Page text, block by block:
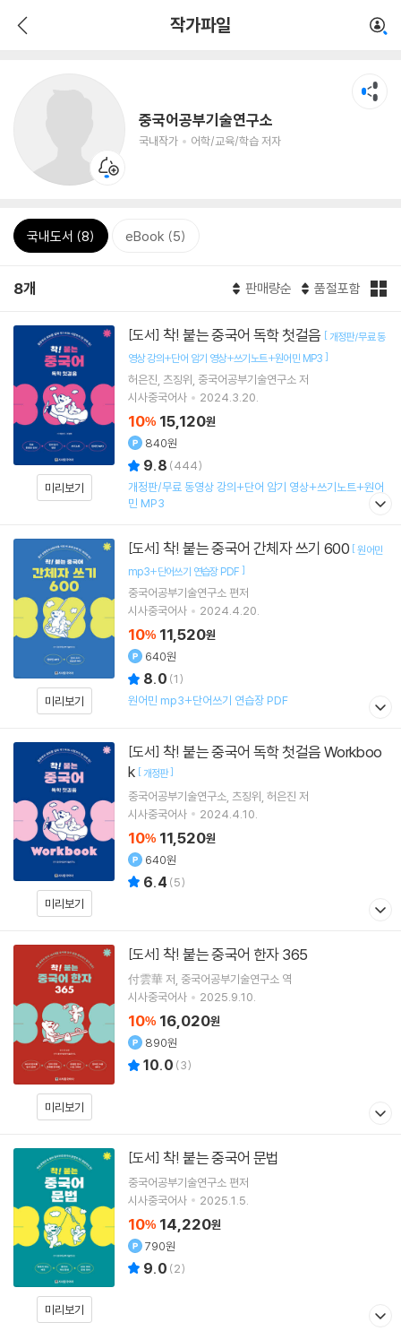
작가파일
중국어공부기술연구소
국내작가 어학/교육/학습 저자
국내도서 (8) eBook (5)
8개 판매량순 품절포함
미리보기
[도서] 착! 붙는 중국어 독학 첫걸음 [개정판/무료 동
영상 강의+단어 암기 영상+쓰기노트+원어민 MP3 ]
허은진 츠징위 중국어공부기술연구소 저
시사중국어사
2024.3.20.
10% 15,120원
840원
9.8 (444)
개정판/무료 동영상 강의+단어 암기 영상+쓰기노트+원어
민 MP3
미리보기
[도서] 착! 붙는 중국어 간체자 쓰기 600 [원어민
mp3+단어쓰기 연습장 PDF ]
중국어공부기술연구소 편저
시사중국어사
2024.4.20.
10% 11,520원
640원
8.0 (1)
원어민 mp3+단어쓰기 연습장 PDF
미리보기
[도서]
k [개정판]
중국어공부기술연구소 츠징위 허은진 저
시사중국어사
2024.4.10.
10% 11,520원
640원
6.4 (5)
미리보기
[도서] 착! 붙는 중국어 한자 365
付雲華 저 중국어공부기술연구소 역
시사중국어사
2025.9.10.
10% 16,020원
890원
10.0 (3)
미리보기
[도서] 착! 붙는 중국어 문법
중국어공부기술연구소 편저
시사중국어사
2025.1.5.
10% 14,220원
790원
9.0 (2)